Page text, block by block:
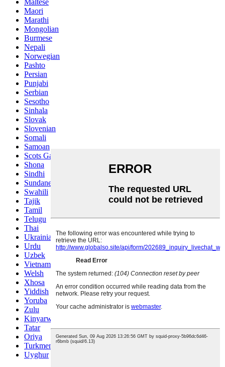
Maori
Marathi
Mongolian
Burmese
Nepali
Norwegian
Pashto
Persian
Punjabi
Serbian
Sesotho
Sinhala
Slovak
Slovenian
Somali
Samoan
Scots Gaelic
Shona
Sindhi
Sundanese
Swahili
Tajik
Tamil
Telugu
Thai
Ukrainian
Urdu
Uzbek
Vietnamese
Welsh
Xhosa
Yiddish
Yoruba
Zulu
Kinyarwanda
Tatar
Oriya
Turkmen
Uyghur